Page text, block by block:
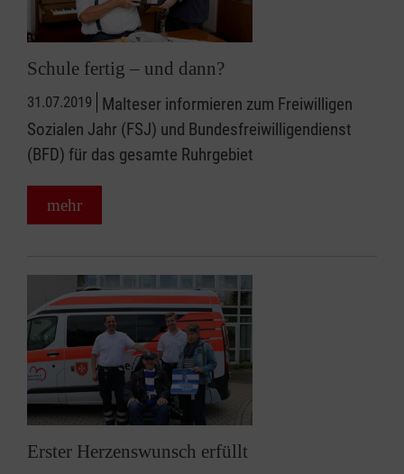
Schule fertig – und dann?
31.07.2019
Malteser informieren zum Freiwilligen
Sozialen Jahr (FSJ) und Bundesfreiwilligendienst
(BFD) für das gesamte Ruhrgebiet
mehr
Erster Herzenswunsch erfüllt